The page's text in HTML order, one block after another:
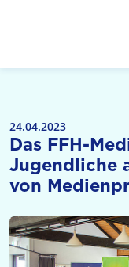
Logo: LPR
24.04.2023
Das FFH-
Jugendliche
von